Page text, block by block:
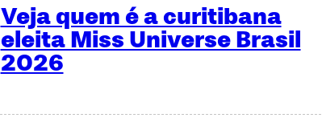
Veja quem é a curitibana
eleita Miss Universe Brasil
2026